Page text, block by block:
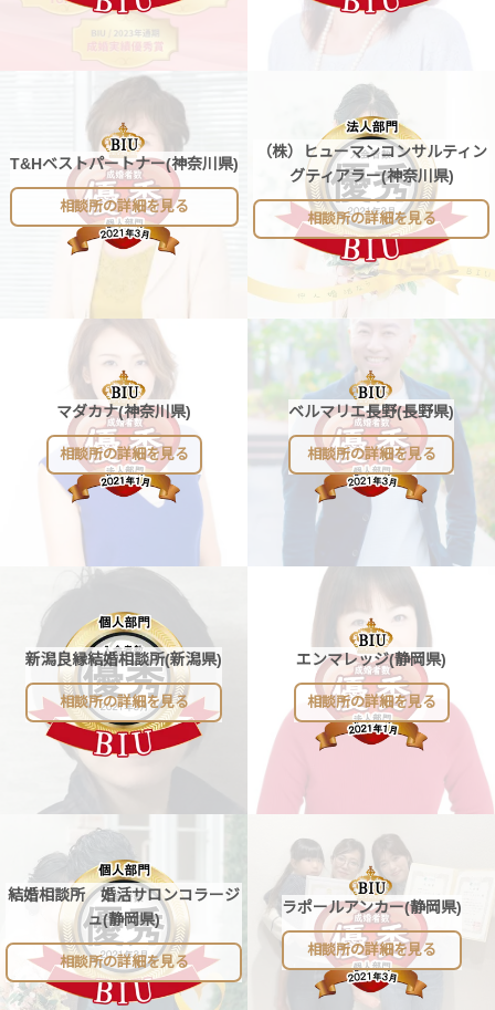
T&Hベストパートナー(神奈川県)
相談所の詳細を見る
（株）ヒューマンコンサルティン
グティアラー(神奈川県)
相談所の詳細を見る
マダカナ(神奈川県)
相談所の詳細を見る
ベルマリエ長野(長野県)
相談所の詳細を見る
新潟良縁結婚相談所(新潟県)
相談所の詳細を見る
エンマレッジ(静岡県)
相談所の詳細を見る
結婚相談所 婚活サロンコラージ
ュ(静岡県)
相談所の詳細を見る
ラポールアンカー(静岡県)
相談所の詳細を見る